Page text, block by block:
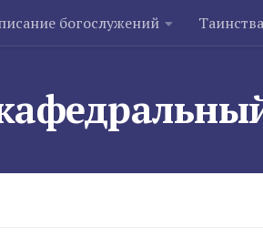
богослужений Таинства